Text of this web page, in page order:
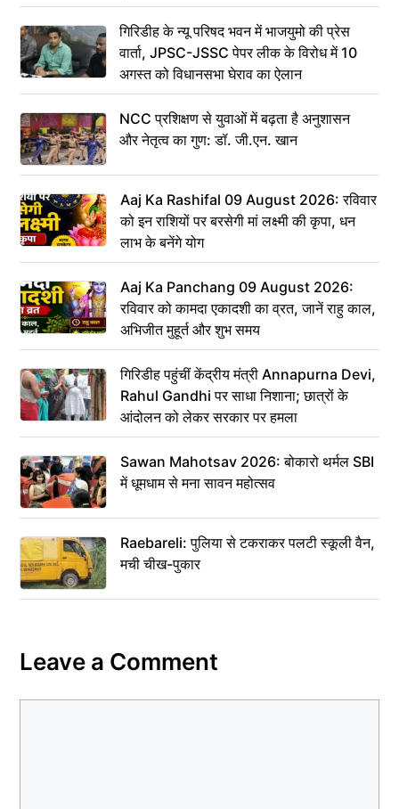
गिरिडीह के न्यू परिषद भवन में भाजयुमो की प्रेस
वार्ता, JPSC-JSSC पेपर लीक के विरोध में 10
अगस्त को विधानसभा घेराव का ऐलान
NCC प्रशिक्षण से युवाओं में बढ़ता है अनुशासन
और नेतृत्व का गुण: डॉ. जी.एन. खान
Aaj Ka Rashifal 09 August 2026: रविवार
को इन राशियों पर बरसेगी मां लक्ष्मी की कृपा, धन
लाभ के बनेंगे योग
Aaj Ka Panchang 09 August 2026:
रविवार को कामदा एकादशी का व्रत, जानें राहु काल,
अभिजीत मुहूर्त और शुभ समय
गिरिडीह पहुंचीं केंद्रीय मंत्री Annapurna Devi,
Rahul Gandhi पर साधा निशाना; छात्रों के
आंदोलन को लेकर सरकार पर हमला
Sawan Mahotsav 2026: बोकारो थर्मल SBI
में धूमधाम से मना सावन महोत्सव
Raebareli: पुलिया से टकराकर पलटी स्कूली वैन,
मची चीख-पुकार
Leave a Comment